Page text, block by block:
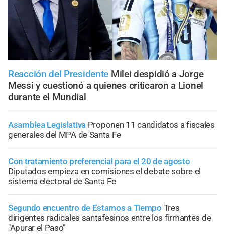
Reacción del Presidente Milei despidió a Jorge
Messi y cuestionó a quienes criticaron a Lionel
durante el Mundial
Asamblea Legislativa Proponen 11 candidatos a fiscales
generales del MPA de Santa Fe
Con tratamiento preferencial para el 20 de agosto
Diputados empieza en comisiones el debate sobre el
sistema electoral de Santa Fe
Segundo encuentro de Estamos a Tiempo Tres
dirigentes radicales santafesinos entre los firmantes de
"Apurar el Paso"